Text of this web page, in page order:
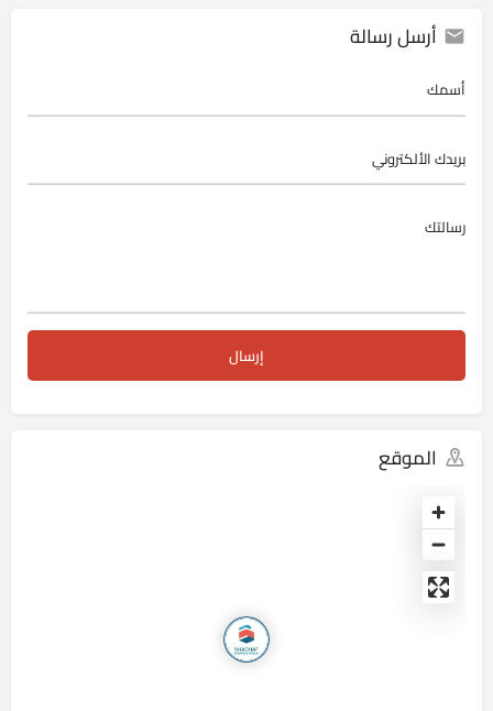
أرسل رسالة
الموقع